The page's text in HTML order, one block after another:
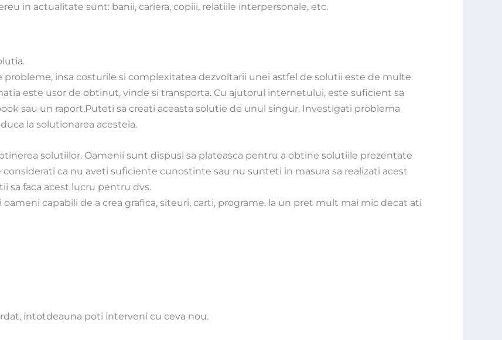
in actualitate sunt: banii, cariera, copiii, relatiile interpersonale, etc.
insa costurile si complexitatea dezvoltarii unei astfel de solutii este de multe
este usor de obtinut, vinde si transporta. Cu ajutorul internetului, este suficient sa
sau un raport.Puteti sa creati aceasta solutie de unul singur. Investigati problema
la solutionarea acesteia.
solutiilor. Oamenii sunt dispusi sa plateasca pentru a obtine solutiile prezentate
ca nu aveti suficiente cunostinte sau nu sunteti in masura sa realizati acest
sa faca acest lucru pentru dvs.
capabili de a crea grafica, siteuri, carti, programe. la un pret mult mai mic decat ati
intotdeauna poti interveni cu ceva nou.